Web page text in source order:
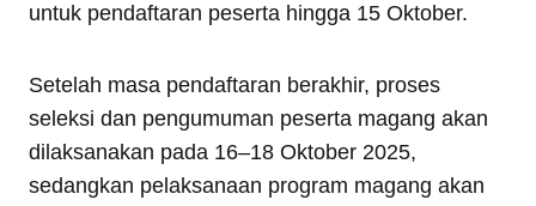
untuk pendaftaran peserta hingga 15 Oktober.
Setelah masa pendaftaran berakhir, proses
seleksi dan pengumuman peserta magang akan
dilaksanakan pada 16–18 Oktober 2025,
sedangkan pelaksanaan program magang akan